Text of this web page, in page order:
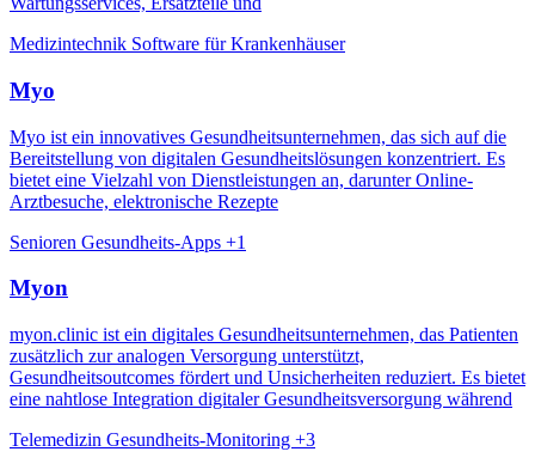
Medizintechnik Software für Krankenhäuser
Myo
Myo ist ein innovatives Gesundheitsunternehmen, das sich auf die
Bereitstellung von digitalen Gesundheitslösungen konzentriert. Es
bietet eine Vielzahl von Dienstleistungen an, darunter Online-
Arztbesuche, elektronische Rezepte
Senioren Gesundheits-Apps +1
Myon
myon.clinic ist ein digitales Gesundheitsunternehmen, das Patienten
zusätzlich zur analogen Versorgung unterstützt,
Gesundheitsoutcomes fördert und Unsicherheiten reduziert. Es bietet
eine nahtlose Integration digitaler Gesundheitsversorgung während
Telemedizin Gesundheits-Monitoring +3